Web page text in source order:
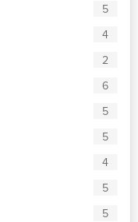
5
4
2
6
5
5
4
5
5